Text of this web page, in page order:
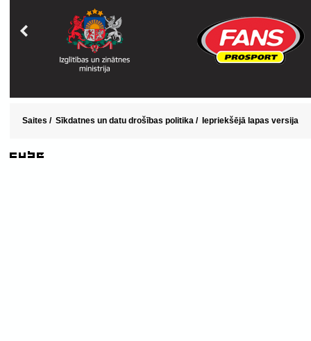
Saites / Sīkdatnes un datu drošības politika / Iepriekšējā lapas versija